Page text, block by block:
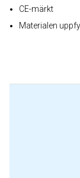
CE-märkt
Materialen